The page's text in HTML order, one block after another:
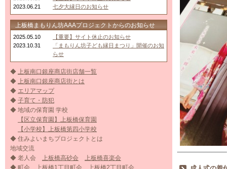
2023.06.21
七夕大縁日のお知らせ
上板橋まもりん坊AAAプロジェクトからのお知らせ
2025.05.10
【重要】サイト休止のお知らせ
2023.10.31
「まもりん坊子ども縁日まつり」開催のお知
らせ
◆ 上板南口銀座商店街店舗一覧
◆ 上板南口銀座商店街とは
◆ エリアマップ
◆ 子育て・防犯
◆ 地域の保育園 学校
【区立保育園】上板橋保育園
【小学校】上板橋第四小学校
◆ 住みよいまちプロジェクトとは
地域交流
◆ 老人会 上板橋高砂会
上板橋喜楽会
◆ 町会 上板橋1丁目町会
上板橋2丁目町会